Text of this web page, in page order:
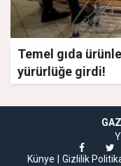
Temel gıda
yürürlüğe girdi!
Künye
Gizlilik